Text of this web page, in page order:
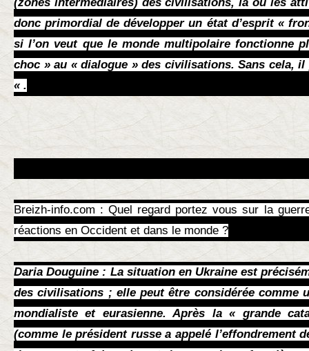
donc primordial de développer un état d’esprit «
si l’on veut que le monde multipolaire fonctionne
choc » au « dialogue » des civilisations. Sans cela,
« .
Breizh-info.com : Quel regard portez vous sur la
réactions en Occident et dans le monde ?
Daria Douguine : La situation en Ukraine est
des civilisations ; elle peut être considérée comme
mondialiste et eurasienne. Après la « grande
(comme le président russe a appelé l’effondrement